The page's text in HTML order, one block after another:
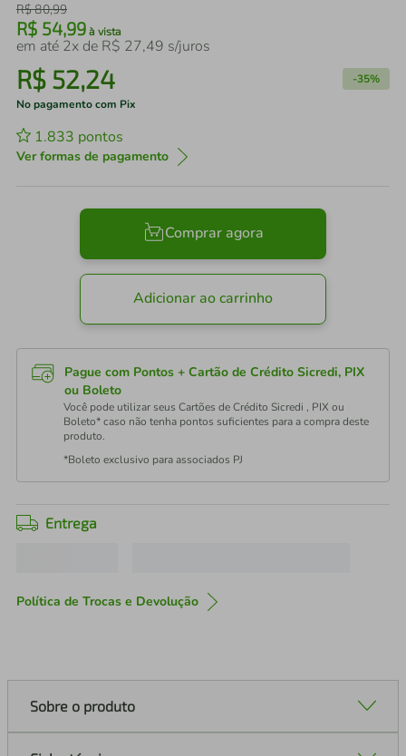
R$80,99
R$ 54,99 à vista
em até 2x de R$ 27,49 s/juros
R$ 52,24 -35%
No pagamento com Pix
1.833 pontos
Ver formas de pagamento
Comprar agora
Adicionar ao carrinho
Pague com Pontos + Cartão de Crédito Sicredi, PIX
ou Boleto
Você pode utilizar seus Cartões de Crédito Sicredi , PIX ou
Boleto* caso não tenha pontos suficientes para a compra deste
produto.
*Boleto exclusivo para associados PJ
Entrega
Política de Trocas e Devolução
Sobre o produto